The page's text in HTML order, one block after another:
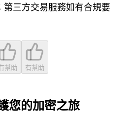
第三方交易服務如有合規要
幫助 有幫助
您的加密之旅